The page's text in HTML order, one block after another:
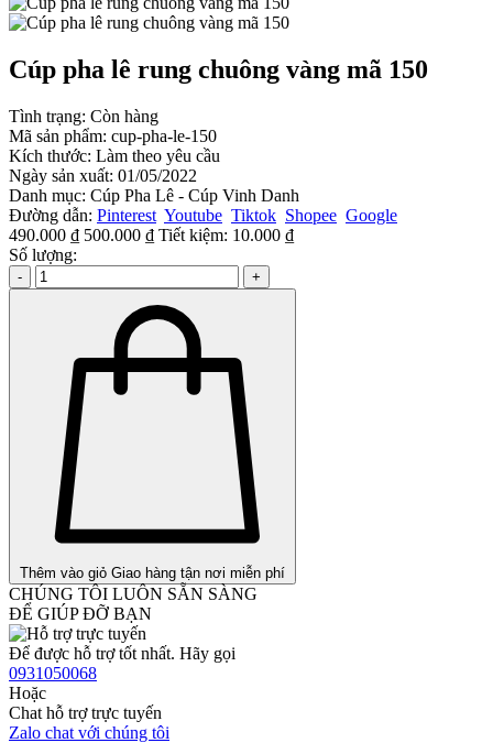
Cúp pha lê rung chuông vàng mã 150
Tình trạng: Còn hàng
Mã sản phẩm: cup-pha-le-150
Kích thước: Làm theo yêu cầu
Ngày sản xuất: 01/05/2022
Danh mục: Cúp Pha Lê - Cúp Vinh Danh
Đường dẫn: Pinterest Youtube Tiktok Shopee Google
490.000 ₫ 500.000 ₫ Tiết kiệm: 10.000 ₫
Số lượng:
- +
Thêm vào giỏ Giao hàng tận nơi miễn phí
CHÚNG TÔI LUÔN SẴN SÀNG
ĐỂ GIÚP ĐỠ BẠN
Để được hỗ trợ tốt nhất. Hãy gọi
0931050068
Hoặc
Chat hỗ trợ trực tuyến
Zalo chat với chúng tôi